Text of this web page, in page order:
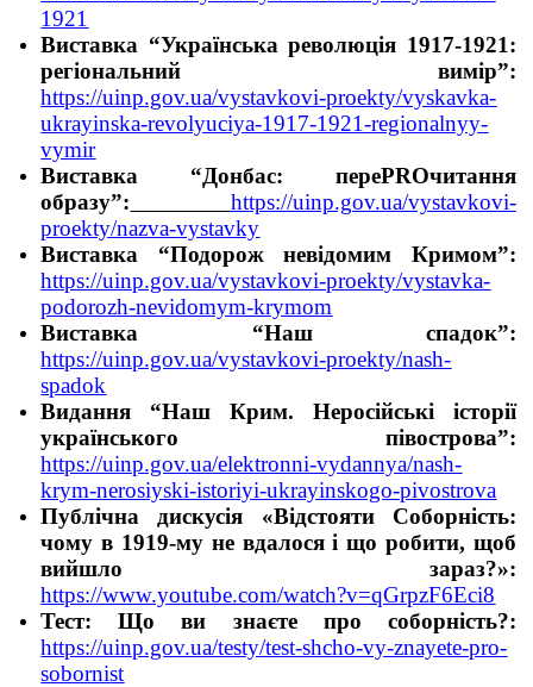
1921
Виставка “Українська революція 1917-1921:
регіональний вимір”:
https://uinp.gov.ua/vystavkovi-proekty/vyskavka-
ukrayinska-revolyuciya-1917-1921-regionalnyy-
vymir
Виставка “Донбас: переPROчитання
образу”:
https://uinp.gov.ua/vystavkovi-
proekty/nazva-vystavky
Виставка “Подорож невідомим Кримом”:
https://uinp.gov.ua/vystavkovi-proekty/vystavka-
podorozh-nevidomym-krymom
Виставка “Наш спадок”:
https://uinp.gov.ua/vystavkovi-proekty/nash-
spadok
Видання “Наш Крим. Неросійські історії
українського півострова”:
https://uinp.gov.ua/elektronni-vydannya/nash-
krym-nerosiyski-istoriyi-ukrayinskogo-pivostrova
Публічна дискусія «Відстояти Соборність:
чому в 1919-му не вдалося і що робити, щоб
вийшло зараз?»:
https://www.youtube.com/watch?v=qGrpzF6Eci8
Тест: Що ви знаєте про соборність?:
https://uinp.gov.ua/testy/test-shcho-vy-znayete-pro-
sobornist